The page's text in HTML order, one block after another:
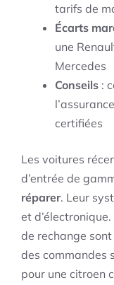
tarifs de
Écarts
une
Mercedes
Conseils :
certifiées
Les voitures
d’entrée de
réparer. Leur
et
de rechange
des commandes
pour une citroen